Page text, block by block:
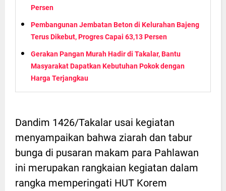
Persen
Pembangunan Jembatan Beton di Kelurahan Bajeng
Terus Dikebut, Progres Capai 63,13 Persen
Gerakan Pangan Murah Hadir di Takalar, Bantu
Masyarakat Dapatkan Kebutuhan Pokok dengan
Harga Terjangkau
Dandim 1426/Takalar usai kegiatan
menyampaikan bahwa ziarah dan tabur
bunga di pusaran makam para Pahlawan
ini merupakan rangkaian kegiatan dalam
rangka memperingati HUT Korem